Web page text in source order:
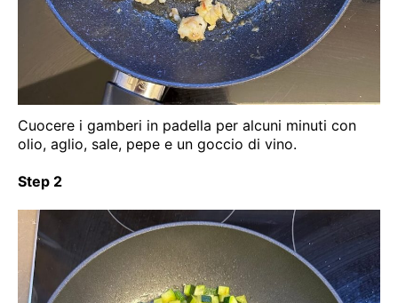
Cuocere i gamberi in padella per alcuni minuti con
olio, aglio, sale, pepe e un goccio di vino.
Step 2